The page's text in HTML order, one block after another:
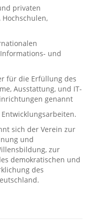
privaten
‬und
für die Erfüllung des
‬Ausstattung,‭ ‬und IT-
genannt
sich der Verein zur
und
‬zur
demokratischen und
des